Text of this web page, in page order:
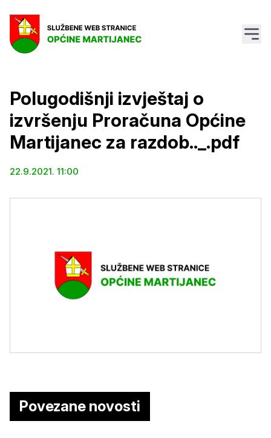
Polugodišnji izvještaj o
izvršenju Proračuna Općine
Martijanec za razdob.._.pdf
22.9.2021. 11:00
Povezane novosti